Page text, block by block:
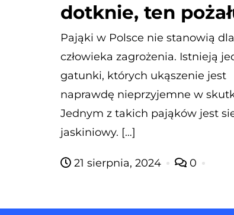
dotknie, ten
Pająki w Polsce nie stanowią dla
człowieka zagrożenia. Istnieją
gatunki, których ukąszenie jest
naprawdę nieprzyjemne w
Jednym z takich pająków jest
jaskiniowy. […]
21 sierpnia, 2024 0